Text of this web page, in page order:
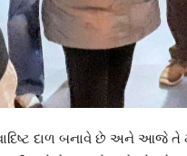
દાળ બનાવે છે અને આજે